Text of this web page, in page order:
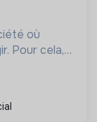
où
Pour cela,